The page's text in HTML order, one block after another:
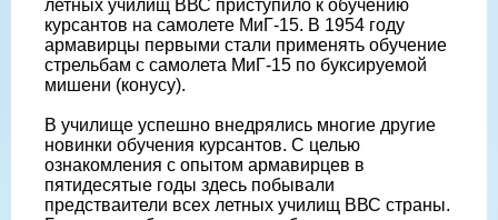
летных училищ ВВС приступило к обучению
курсантов на самолете МиГ-15. В 1954 году
армавирцы первыми стали применять обучение
стрельбам с самолета МиГ-15 по буксируемой
мишени (конусу).
В училище успешно внедрялись многие другие
новинки обучения курсантов. С целью
ознакомления с опытом армавирцев в
пятидесятые годы здесь побывали
предстваители всех летных училищ ВВС страны.